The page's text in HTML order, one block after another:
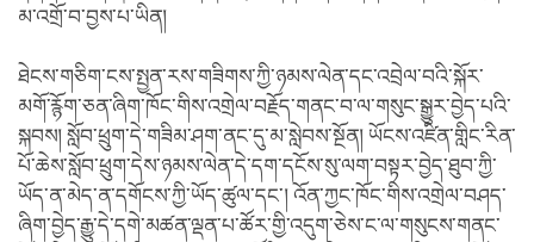
མ་འགྲོ་བ་བྱས་པ་ཡིན།
ཐེངས་གཅིག་ངས་སྤྱན་རས་གཟིགས་ཀྱི་ཉམས་ལེན་དང་འབྲེལ་བའི་སྐོར་
མགོ་རྙོག་ཅན་ཞིག་ཁོང་གིས་འགྲེལ་བརྗོད་གནང་བ་ལ་གསུང་སྒྱུར་བྱེད་པའི་
སྐབས། སློབ་ཕྲུག་དེ་གཟིམ་ཤག་ནང་དུ་མ་སླེབས་སྔོན། ཡོངས་འཛིན་གླིང་རིན་
པོ་ཆེས་སློབ་ཕྲུག་དེས་ཉམས་ལེན་དེ་དག་དངོས་སུ་ལག་བསྟར་བྱེད་ཐུབ་ཀྱི་
ཡོད་ན་མེད་ན་དགོངས་ཀྱི་ཡོད་ཚུལ་དང་། འོན་ཀྱང་ཁོང་གིས་འགྲེལ་བཤད་
ཞིག་བྱེད་རྒྱུ་དེ་དགེ་མཚན་ལྡན་པ་ཚོར་གྱི་འདུག་ཅེས་ང་ལ་གསུངས་གནང་